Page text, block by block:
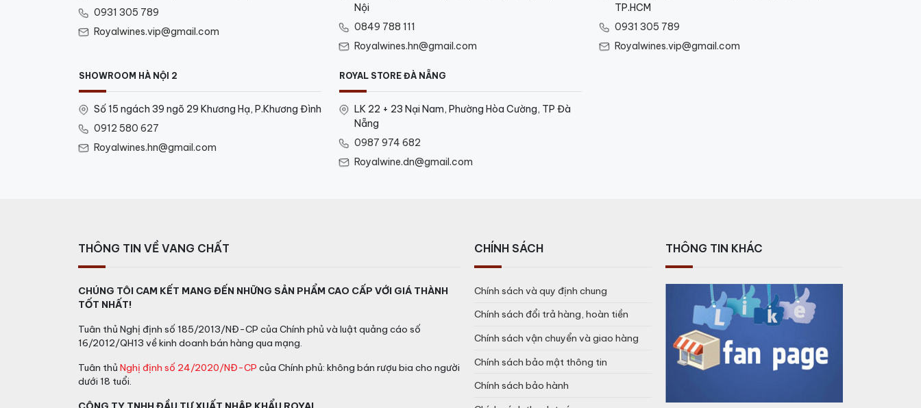
0931 305 789
Royalwines.vip@gmail.com
Nội
0849 788 111
Royalwines.hn@gmail.com
TP.HCM
0931 305 789
Royalwines.vip@gmail.com
SHOWROOM HÀ NỘI 2
Số 15 ngách 39 ngõ 29 Khương Hạ, P.Khương Đình
0912 580 627
Royalwines.hn@gmail.com
ROYAL STORE ĐÀ NẴNG
LK 22 + 23 Nại Nam, Phường Hòa Cường, TP Đà
Nẵng
0987 974 682
Royalwine.dn@gmail.com
THÔNG TIN VỀ VANG CHẤT
CHÚNG TÔI CAM KẾT MANG ĐẾN NHỮNG SẢN PHẨM CAO CẤP VỚI GIÁ THÀNH
TỐT NHẤT!
Tuân thủ Nghị định số 185/2013/NĐ-CP của Chính phủ và luật quảng cáo số
16/2012/QH13 về kinh doanh bán hàng qua mạng.
Tuân thủ Nghị định số 24/2020/NĐ-CP của Chính phủ: không bán rượu bia cho người
dưới 18 tuổi.
CHÍNH SÁCH
Chính sách và quy định chung
Chính sách đổi trả hàng, hoàn tiền
Chính sách vận chuyển và giao hàng
Chính sách bảo mật thông tin
Chính sách bảo hành
THÔNG TIN KHÁC